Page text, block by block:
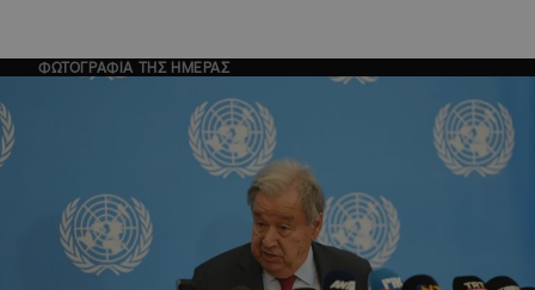
ΦΩΤΟΓΡΑΦΙΑ ΤΗΣ ΗΜΕΡΑΣ